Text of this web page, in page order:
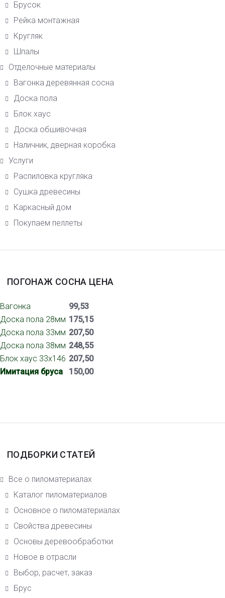
Брусок
Рейка монтажная
Кругляк
Шпалы
Отделочные материалы
Вагонка деревянная сосна
Доска пола
Блок хаус
Доска обшивочная
Наличник, дверная коробка
Услуги
Распиловка кругляка
Сушка древесины
Каркасный дом
Покупаем пеллеты
ПОГОНАЖ СОСНА ЦЕНА
Вагонка
99,53
Доска пола 28мм 175,15
Доска пола 33мм 207,50
Доска пола 38мм 248,55
Блок хаус 33х146 207,50
Имитация бруса
150,00
ПОДБОРКИ СТАТЕЙ
Все о пиломатериалах
Каталог пиломатериалов
Основное о пиломатериалах
Свойства древесины
Основы деревообработки
Новое в отрасли
Выбор, расчет, заказ
Брус